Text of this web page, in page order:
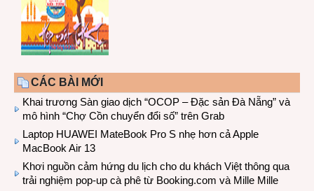
CÁC BÀI MỚI
Khai trương Sàn giao dịch “OCOP – Đặc sản Đà Nẵng” và
mô hình “Chợ Cồn chuyển đổi số” trên Grab
Laptop HUAWEI MateBook Pro S nhẹ hơn cả Apple
MacBook Air 13
Khơi nguồn cảm hứng du lịch cho du khách Việt thông qua
trải nghiệm pop-up cà phê từ Booking.com và Mille Mille